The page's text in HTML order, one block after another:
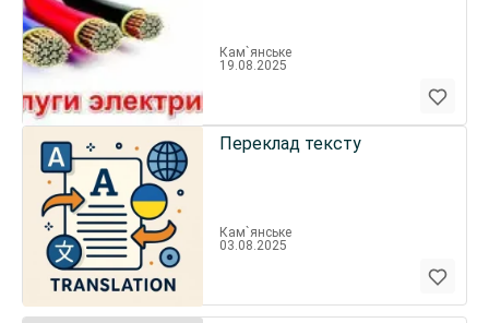
Кам`янське
19.08.2025
Переклад тексту
Кам`янське
03.08.2025